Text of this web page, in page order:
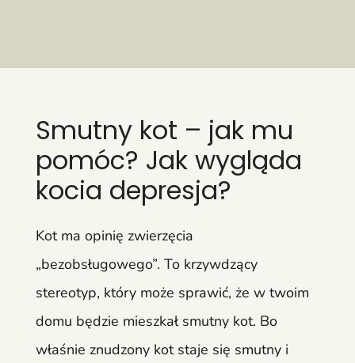
Smutny kot – jak mu
pomóc? Jak wygląda
kocia depresja?
Kot ma opinię zwierzęcia
„bezobsługowego”. To krzywdzący
stereotyp, który może sprawić, że w twoim
domu będzie mieszkał smutny kot. Bo
właśnie znudzony kot staje się smutny i